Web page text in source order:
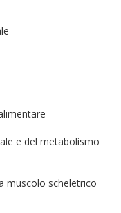
e del metabolismo
muscolo scheletrico